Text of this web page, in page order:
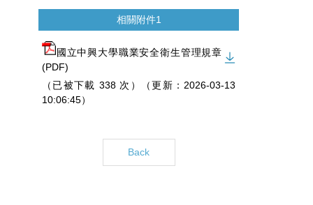
相關附件1
國立中興大學職業安全衛生管理規章
(PDF)
（已被下載 338 次）（更新：2026-03-13
10:06:45）
Back